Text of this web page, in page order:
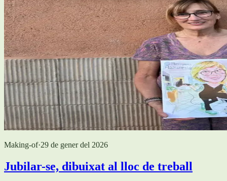
Making-of·29 de gener del 2026
Jubilar-se, dibuixat al lloc de treball